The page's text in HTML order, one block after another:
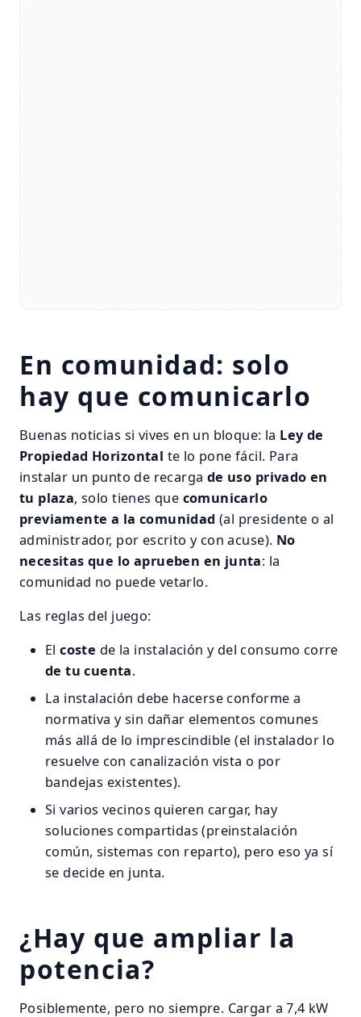
En comunidad: solo
hay que comunicarlo
Buenas noticias si vives en un bloque: la Ley de
Propiedad Horizontal te lo pone fácil. Para
instalar un punto de recarga de uso privado en
tu plaza, solo tienes que comunicarlo
previamente a la comunidad (al presidente o al
administrador, por escrito y con acuse). No
necesitas que lo aprueben en junta: la
comunidad no puede vetarlo.
Las reglas del juego:
Elcoste de la instalación y del consumo corre
de tu cuenta.
La instalación debe hacerse conforme a
normativa y sin dañar elementos comunes
más allá de lo imprescindible (el instalador lo
resuelve con canalización vista o por
bandejas existentes).
Si varios vecinos quieren cargar, hay
soluciones compartidas (preinstalación
común, sistemas con reparto), pero eso ya sí
se decide en junta.
¿Hay que ampliar la
potencia?
Posiblemente, pero no siempre. Cargar a 7,4 kW